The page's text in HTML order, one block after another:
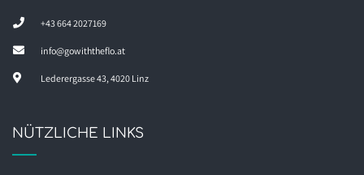
+43 664 2027169
info@gowiththeflo.at
Lederergasse 43, 4020 Linz
NÜTZLICHE LINKS